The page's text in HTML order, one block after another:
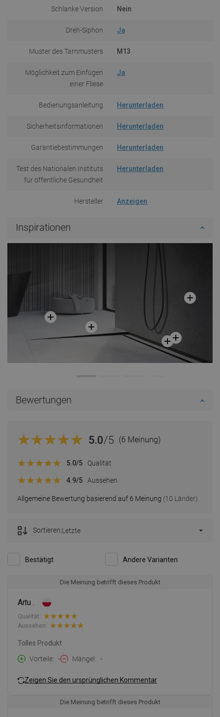
Schlanke Version Nein
Dreh-Siphon Ja
Muster des Tarnmusters M13
Möglichkeit zum Einfügen
einer Fliese
Ja
Bedienungsanleitung Herunterladen
Sicherheitsinformationen Herunterladen
Garantiebestimmungen Herunterladen
Test des Nationalen Instituts
für öffentliche Gesundheit
Herunterladen
Hersteller Anzeigen
Inspirationen
Bewertungen
5.0/5 (6 Meinung)
Allgemeine Bewertung basierend auf 6 Meinung (10 Länder)
5.0/5 Qualität
4.9/5 Aussehen
Bestätigt Andere Varianten
Sortieren:Letzte
Die Meinung betrifft dieses Produkt
Artu .
Qualität:
Aussehen:
Tolles Produkt
Vorteile
- Mängel -
Zeigen Sie den ursprünglichen Kommentar
Die Meinung betrifft dieses Produkt